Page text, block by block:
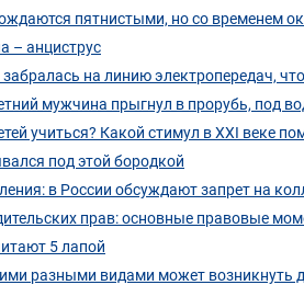
пятнистыми, но со временем
– анциструс
на линию электропередач,
мужчина прыгнул в прорубь, под
учиться? Какой стимул в XXI веке
под этой бородкой
в России обсуждают запрет на
прав: основные правовые
5 лапой
разными видами может возникнуть